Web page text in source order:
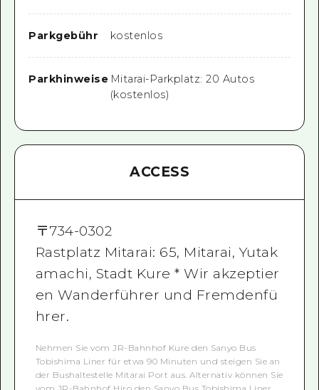
Parkgebühr kostenlos
Parkhinweise Mitarai-Parkplatz: 20 Autos
(kostenlos)
ACCESS
〒734-0302
Rastplatz Mitarai: 65, Mitarai, Yutak
amachi, Stadt Kure * Wir akzeptier
en Wanderführer und Fremdenfü
hrer.
Nehmen Sie vom JR-Bahnhof Kure den Sanyo Bus
Tobishima Liner für etwa 90 Minuten und steigen Sie an
der Bushaltestelle Mitarai Port aus. Alternativ können Sie